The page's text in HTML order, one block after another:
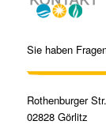
Sie haben
Rothenburger
02828 Görlitz